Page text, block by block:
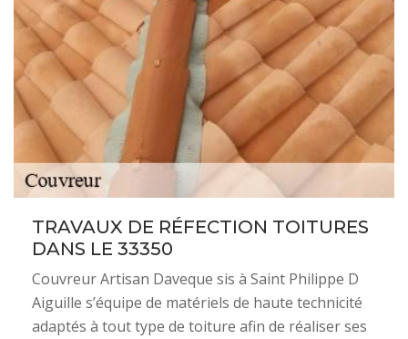
TRAVAUX DE RÉFECTION TOITURES
DANS LE 33350
Couvreur Artisan Daveque sis à Saint Philippe D
Aiguille s’équipe de matériels de haute technicité
adaptés à tout type de toiture afin de réaliser ses